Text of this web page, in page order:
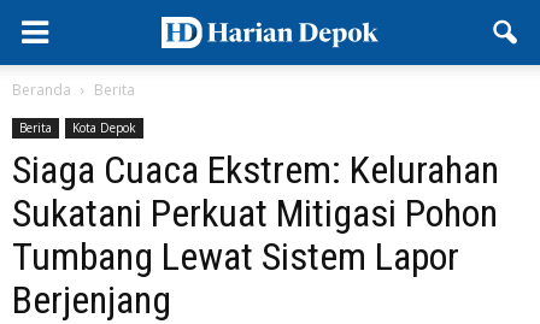
Beranda Berita
Berita Kota Depok
Siaga Cuaca Ekstrem: Kelurahan
Sukatani Perkuat Mitigasi Pohon
Tumbang Lewat Sistem Lapor
Berjenjang